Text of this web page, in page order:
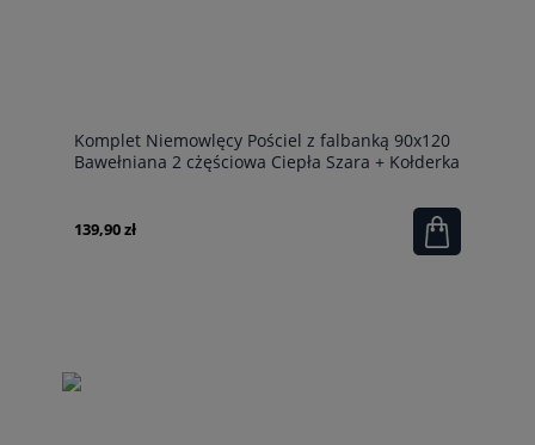
Komplet Niemowlęcy Pościel z falbanką 90x120
Bawełniana 2 cżęściowa Ciepła Szara + Kołderka
139,90 zł